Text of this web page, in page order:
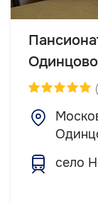
Одинцово
село